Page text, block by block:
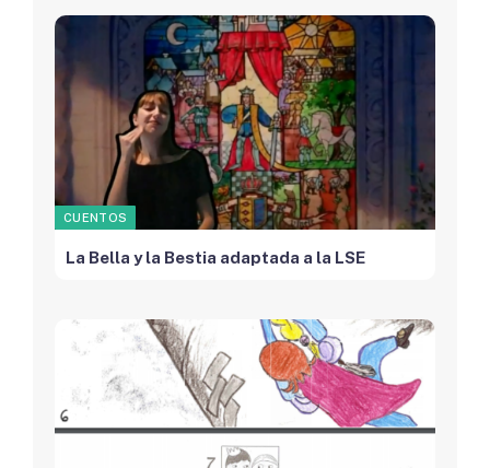
CUENTOS
La Bella y la Bestia adaptada a la LSE